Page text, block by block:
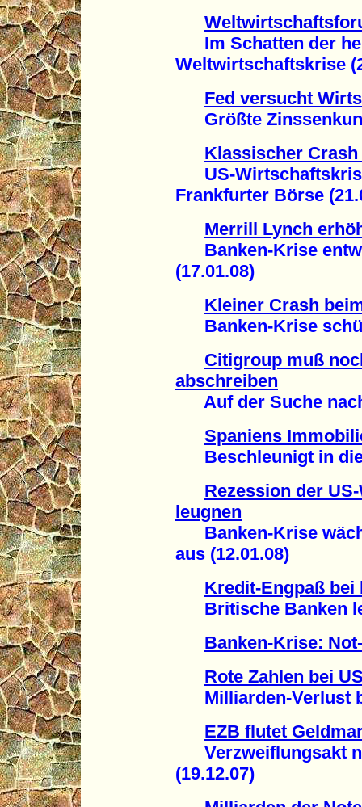
Im Schatten der
Weltwirtschaftskrise
Fed versucht
Größte
Klassischer
US-
Frankfurter Börse
Merrill Lynch
Banken-Krise
(17.01.08)
Kleiner Crash
Banken-Krise
Citigroup muß
abschreiben
Auf der Suche
Spaniens
Beschleunigt in die
Rezession der
leugnen
Banken-Krise
aus (12.01.08)
Kredit-Engpaß
Britische Banken
Banken-Krise:
Rote Zahlen bei
Milliarden-Verlust
EZB flutet
Verzweiflungsakt
(19.12.07)